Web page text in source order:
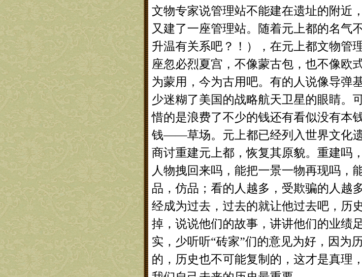
文物专家说管理站不能建在遗址的附近
又建了一座管理站。随着元上都的名气
升温有关系吧？！），在元上都文物管
座忽必烈夏宫，不像蒙古包，也不像欧
为蒙用，今为古用吧。有的人说像导弹
少迷糊了美国的战略航天卫星的眼睛。
惜的是浪费了不少的钱还有看似没有本
钱——草场。元上都已经列入世界文化
商讨重建元上都，恢复其原貌。重建吗
人物拽回来吗，能把一景一物再现吗，
品，仿品；看的人越多，受欺骗的人越
经成为过去，过去的就让他过去吧，历
掉，说说他们的故事，讲讲他们的业绩
实，少听听“砖家”们的意见为好，因为
的，历史也不可能复制的，这才是真理